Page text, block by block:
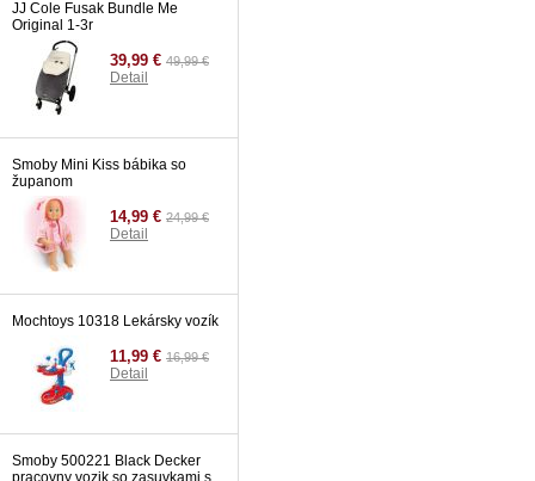
Detail
JJ Cole Fusak Bundle Me
Original 1-3r
39,99 € 49,99 €
Detail
Smoby Mini Kiss bábika so
županom
14,99 € 24,99 €
Detail
Mochtoys 10318 Lekársky vozík
11,99 € 16,99 €
Detail
Smoby 500221 Black Decker
pracovny vozik so zasuvkami s